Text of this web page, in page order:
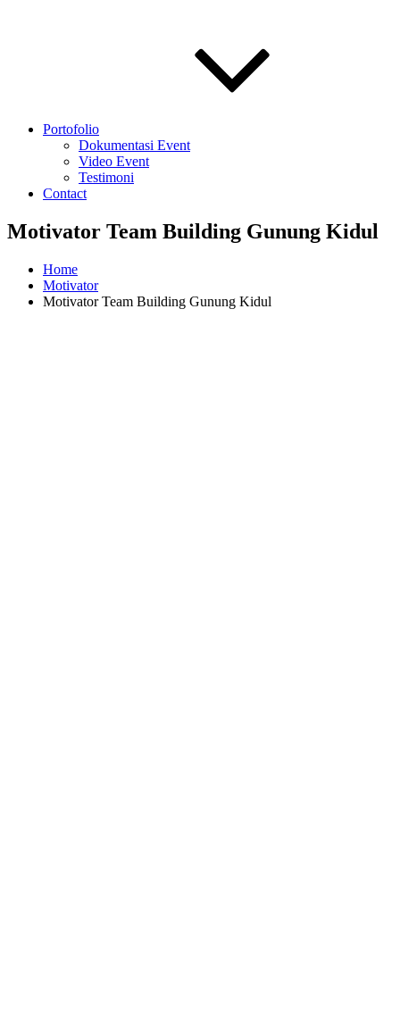
Portofolio
Dokumentasi Event
Video Event
Testimoni
Contact
Motivator Team Building Gunung Kidul
Home
Motivator
Motivator Team Building Gunung Kidul